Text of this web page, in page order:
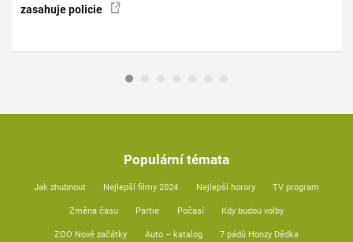
zasahuje policie
Populární témata
Jak zhubnout Nejlepší filmy 2024 Nejlepší horory TV program
Změna času Partie Počasí Kdy budou volby
ZOO Nové začátky Auto – katalog 7 pádů Honzy Dědka